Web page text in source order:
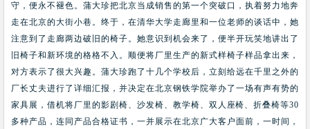
守，便永不褪色。蒲大珍把北京当成销售的第一个突破口，执着努力地奔
走在北京的大街小巷。终于，在清华大学走廊里和一位老师的谈话中，她
注意到了走廊两边破旧的椅子。她意识到机会来了，便半开玩笑地讲出了
旧椅子和新环境的格格不入。顺便将厂里生产的新式样椅子样品拿出来，
对方表示了很大兴趣。蒲大珍跑了十几个学校后，立刻给远在千里之外的
厂长丈夫进行了详细汇报，并决定在北京钢铁学院举办了一场有声有势的
家具展，借机将厂里的影剧椅、沙发椅、教学椅、双人座椅、折叠椅等30
多种产品，连同产品合格证书，一并展示在北京广大客户面前，一时间，